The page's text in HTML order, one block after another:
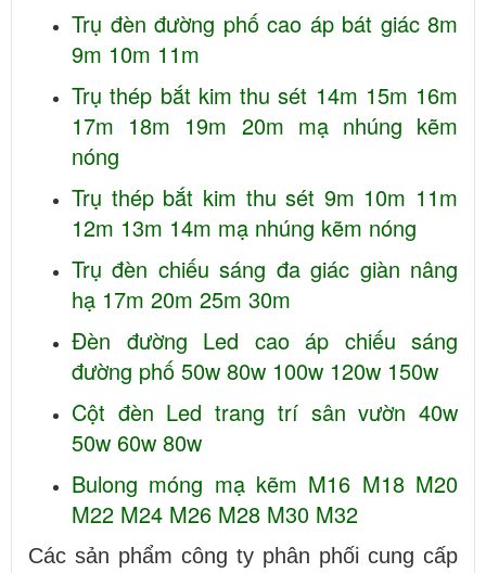
Trụ đèn đường phố cao áp bát giác 8m
9m 10m 11m
Trụ thép bắt kim thu sét 14m 15m 16m
17m 18m 19m 20m mạ nhúng kẽm
nóng
Trụ thép bắt kim thu sét 9m 10m 11m
12m 13m 14m mạ nhúng kẽm nóng
Trụ đèn chiếu sáng đa giác giàn nâng
hạ 17m 20m 25m 30m
Đèn đường Led cao áp chiếu sáng
đường phố 50w 80w 100w 120w 150w
Cột đèn Led trang trí sân vườn 40w
50w 60w 80w
Bulong móng mạ kẽm M16 M18 M20
M22 M24 M26 M28 M30 M32
Các sản phẩm công ty phân phối cung cấp